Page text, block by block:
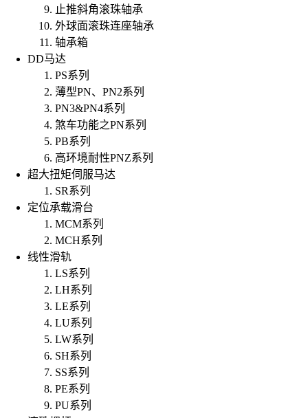
止推斜角滚珠轴承
外球面滚珠连座轴承
轴承箱
DD马达
PS系列
薄型PN、PN2系列
PN3&PN4系列
煞车功能之PN系列
PB系列
高环境耐性PNZ系列
超大扭矩伺服马达
SR系列
定位承载滑台
MCM系列
MCH系列
线性滑轨
LS系列
LH系列
LE系列
LU系列
LW系列
SH系列
SS系列
PE系列
PU系列